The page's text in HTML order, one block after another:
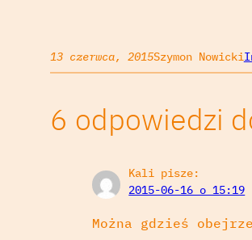
13 czerwca, 2015Szymon Nowicki
6 odpowiedzi
Kali pisze:
2015-06-16 o 15:19
Można gdzieś